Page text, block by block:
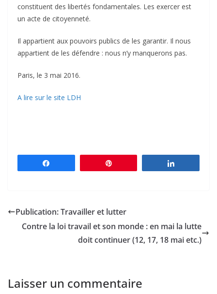
constituent des libertés fondamentales. Les exercer est
un acte de citoyenneté.
Il appartient aux pouvoirs publics de les garantir. Il nous
appartient de les défendre : nous n’y manquerons pas.
Paris, le 3 mai 2016.
A lire sur le site LDH
Publication: Travailler et lutter
Contre la loi travail et son monde : en mai la lutte
doit continuer (12, 17, 18 mai etc.)
Laisser un commentaire